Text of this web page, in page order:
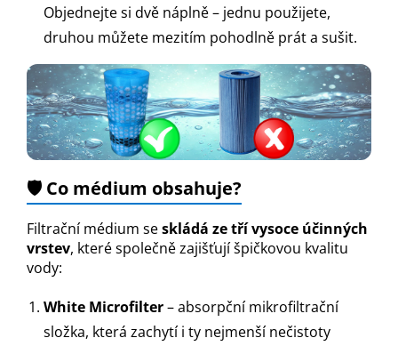
Objednejte si dvě náplně– jednu použijete,
druhou můžete mezitím pohodlně prát a sušit.
🛡️ Co médium obsahuje?
Filtrační médium seskládá ze tří vysoce účinných
vrstev, které společně zajišťují špičkovou kvalitu
vody:
White Microfilter– absorpční mikrofiltrační
složka, která zachytí i ty nejmenší nečistoty